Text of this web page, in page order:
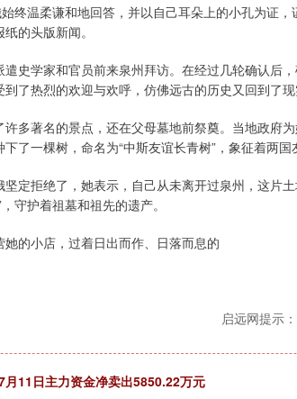
终温柔谦和地回答，并以自己耳朵上的小孔为证
的头版新闻。
史学家和官员前来泉州拜访。在经过几轮确认后
了热烈的欢迎与欢呼，仿佛远古的历史又回到了现
多著名的景点，还在父母墓地前祭奠。当地政府
了一棵树，命名为“中斯友谊长青树”，象征着两国
定拒绝了，她表示，自己从未离开过泉州，这片
守护着祖墓和祖先的遗产。
的小店，过着日出而作、日落而息的
启远网提示
11日主力资金净卖出5850.22万元